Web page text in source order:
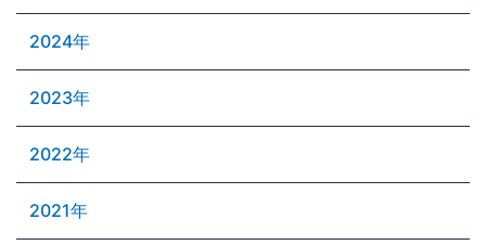
2024年
2023年
2022年
2021年